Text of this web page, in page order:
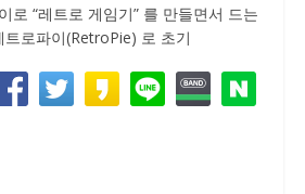
로 “레트로 게임기” 를 만들면서 드는
로파이(RetroPie) 로 초기